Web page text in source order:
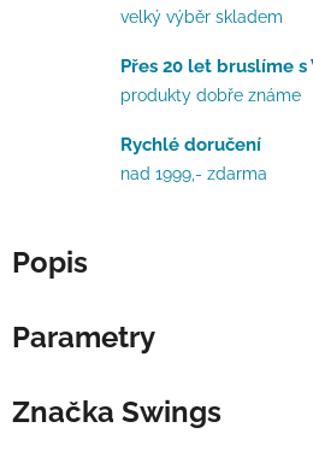
velký výběr skladem
Přes 20 let bruslíme s
produkty dobře známe
Rychlé doručení
nad 1999,- zdarma
Popis
Parametry
Značka Swings